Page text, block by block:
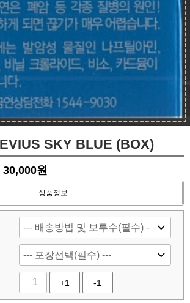
SKY BLUE (BOX)
30,000원
상품정보
+1 -1